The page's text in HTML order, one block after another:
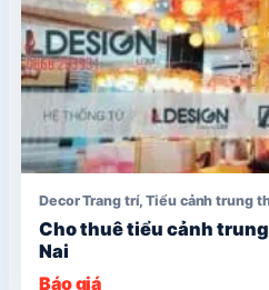
Decor Trang trí,Tiểu cảnh trung
Cho thuê tiểu cảnh
Nai
Báo giá